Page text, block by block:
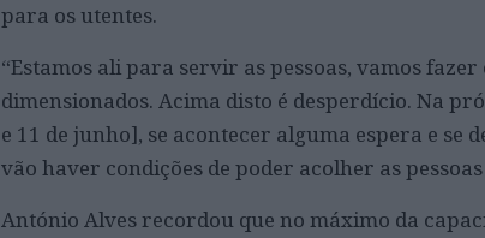
para os utentes.
“Estamos ali para servir as pessoas, vamos
dimensionados. Acima disto é desperdício. Na
e 11 de junho], se acontecer alguma espera e
vão haver condições de poder acolher as
António Alves recordou que no máximo da